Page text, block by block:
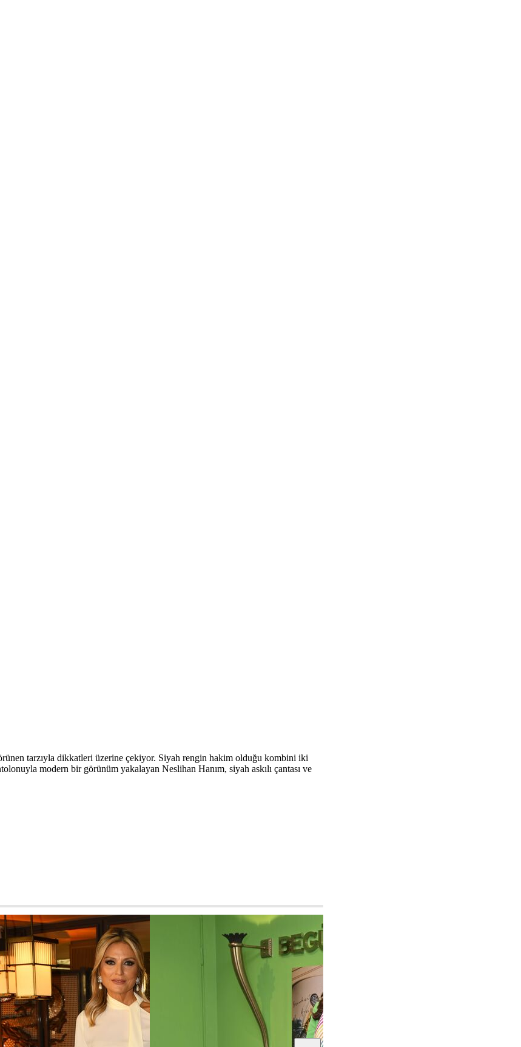
tarzıyla dikkatleri üzerine çekiyor. Siyah rengin hakim olduğu kombini iki
modern bir görünüm yakalayan Neslihan Hanım, siyah askılı çantası ve